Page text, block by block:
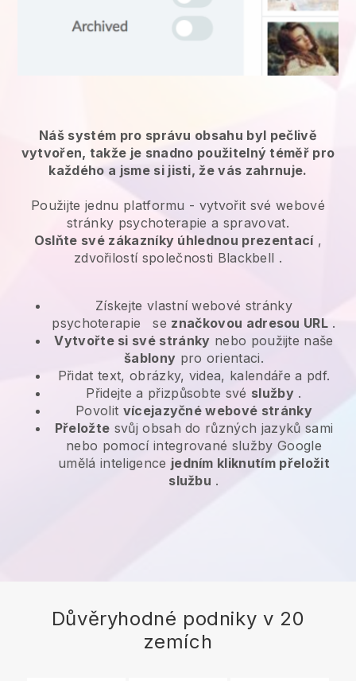
Náš systém pro správu obsahu byl pečlivě
vytvořen, takže je snadno použitelný téměř pro
každého a jsme si jisti, že vás zahrnuje.
Použijte jednu platformu - vytvořit své webové
stránky psychoterapie a spravovat.
Oslňte své zákazníky úhlednou prezentací,
zdvořilostí společnosti Blackbell .
Získejte vlastní webové stránky
psychoterapie
se značkovou adresou URL .
Vytvořte si své stránky nebo použijte naše
šablony pro orientaci.
Přidat text, obrázky, videa, kalendáře a pdf.
Přidejte a přizpůsobte své služby.
Povolit vícejazyčné webové stránky
Přeložte svůj obsah do různých jazyků sami
nebo pomocí integrované služby Google
umělá inteligence jedním kliknutím přeložit
službu .
Důvěryhodné podniky v 20
zemích